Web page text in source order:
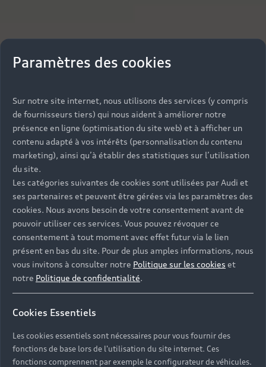
Paramètres des cookies
Sur notre site internet, nous utilisons des services (y compris
de fournisseurs tiers) qui nous aident à améliorer notre
présence en ligne (optimisation du site web) et à afficher un
contenu adapté à vos intérêts (personnalisation du contenu
marketing), ainsi qu’à établir des statistiques sur l’utilisation
du site.
Les catégories suivantes de cookies sont utilisées par Audi et
ses partenaires et peuvent être gérées via les paramètres des
cookies. Nous avons besoin de votre consentement avant de
pouvoir utiliser ces services. Vous pouvez révoquer ce
consentement à tout moment avec effet futur via le lien
présent en bas du site. Pour de plus amples informations, nous
vous invitons à consulter notre Politique sur les cookies et
notre Politique de confidentialité.
Cookies Essentiels
Les cookies essentiels sont nécessaires pour vous fournir des
fonctions de base lors de l'utilisation du site internet. Ces
fonctions comprennent par exemple le configurateur de véhicules.